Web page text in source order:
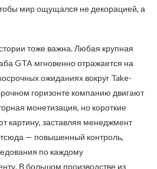
мир ощущался не декорацией, а
тоже важна. Любая крупная
GTA мгновенно отражается на
ожиданиях вокруг Take-
горизонте компанию двигают
монетизация, но короткие
картину, заставляя менеджмент
— повышенный контроль,
по каждому
В большом производстве из